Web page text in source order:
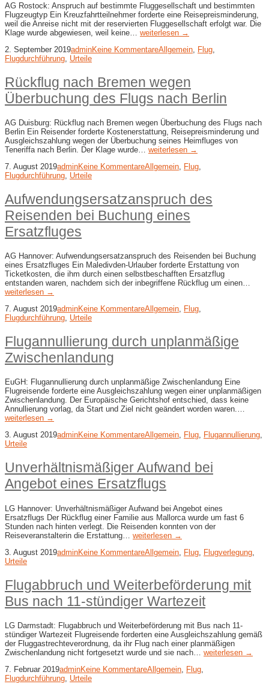
AG Rostock: Anspruch auf bestimmte Fluggesellschaft und bestimmten
Flugzeugtyp Ein Kreuzfahrtteilnehmer forderte eine Reisepreisminderung,
weil die Anreise nicht mit der reservierten Fluggesellschaft erfolgt war. Die
Klage wurde abgewiesen, weil keine… weiterlesen →
2. September 2019adminKeine KommentareAllgemein Flug
Flugdurchführung Urteile
Rückflug nach Bremen wegen
Überbuchung des Flugs nach Berlin
AG Duisburg: Rückflug nach Bremen wegen Überbuchung des Flugs nach
Berlin Ein Reisender forderte Kostenerstattung, Reisepreisminderung und
Ausgleichszahlung wegen der Überbuchung seines Heimfluges von
Teneriffa nach Berlin. Der Klage wurde… weiterlesen →
7. August 2019adminKeine KommentareAllgemein, Flug,
Flugdurchführung, Urteile
Aufwendungsersatzanspruch des
Reisenden bei Buchung eines
Ersatzfluges
AG Hannover: Aufwendungsersatzanspruch des Reisenden bei Buchung
eines Ersatzfluges Ein Maledivden-Urlauber forderte Erstattung von
Ticketkosten, die ihm durch einen selbstbeschafften Ersatzflug
entstanden waren, nachdem sich der inbegriffene Rückflug um einen…
weiterlesen →
7. August 2019adminKeine KommentareAllgemein, Flug,
Flugdurchführung, Urteile
Flugannullierung durch unplanmäßige
Zwischenlandung
EuGH: Flugannullierung durch unplanmäßige Zwischenlandung Eine
Flugreisende forderte eine Ausgleichszahlung wegen einer unplanmäßigen
Zwischenlandung. Der Europäische Gerichtshof entschied, dass keine
Annullierung vorlag, da Start und Ziel nicht geändert worden waren.…
weiterlesen →
3. August 2019adminKeine KommentareAllgemein, Flug, Flugannullierung,
Urteile
Unverhältnismäßiger Aufwand bei
Angebot eines Ersatzflugs
LG Hannover: Unverhältnismäßiger Aufwand bei Angebot eines
Ersatzflugs Der Rückflug einer Familie aus Mallorca wurde um fast 6
Stunden nach hinten verlegt. Die Reisenden konnten von der
Reiseveranstalterin die Erstattung… weiterlesen →
3. August 2019adminKeine KommentareAllgemein Flug Flugverlegung
Urteile
Flugabbruch und Weiterbeförderung mit
Bus nach 11-stündiger Wartezeit
LG Darmstadt: Flugabbruch und Weiterbeförderung mit Bus nach 11-
stündiger Wartezeit Flugreisende forderten eine Ausgleichszahlung gemäß
der Fluggastrechteverordnung, da ihr Flug nach einer planmäßigen
Zwischenlandung nicht fortgesetzt wurde und sie nach… weiterlesen →
7. Februar 2019adminKeine KommentareAllgemein Flug
Flugdurchführung Urteile